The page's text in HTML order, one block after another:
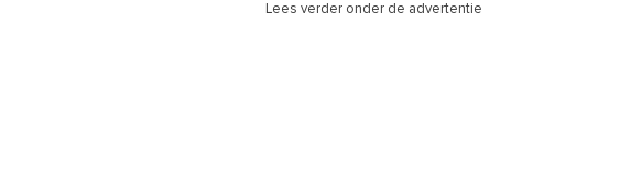
Lees verder onder de advertentie